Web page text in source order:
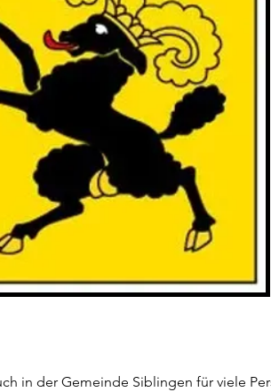
in der Gemeinde Siblingen für viele